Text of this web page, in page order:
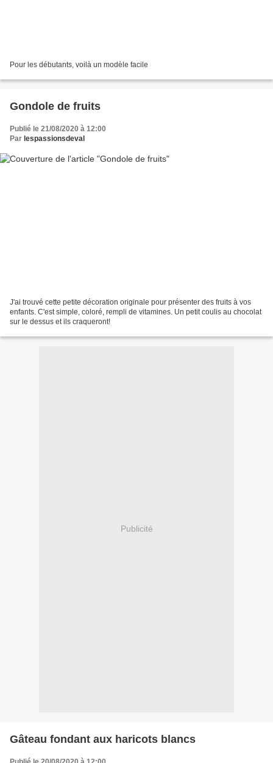
Pour les débutants, voilà un modèle facile
Gondole de fruits
Publié le 21/08/2020 à 12:00
Par lespassionsdeval
J'ai trouvé cette petite décoration originale pour présenter des fruits à vos
enfants. C'est simple, coloré, rempli de vitamines. Un petit coulis au chocolat
sur le dessus et ils craqueront!
Publicité
Gâteau fondant aux haricots blancs